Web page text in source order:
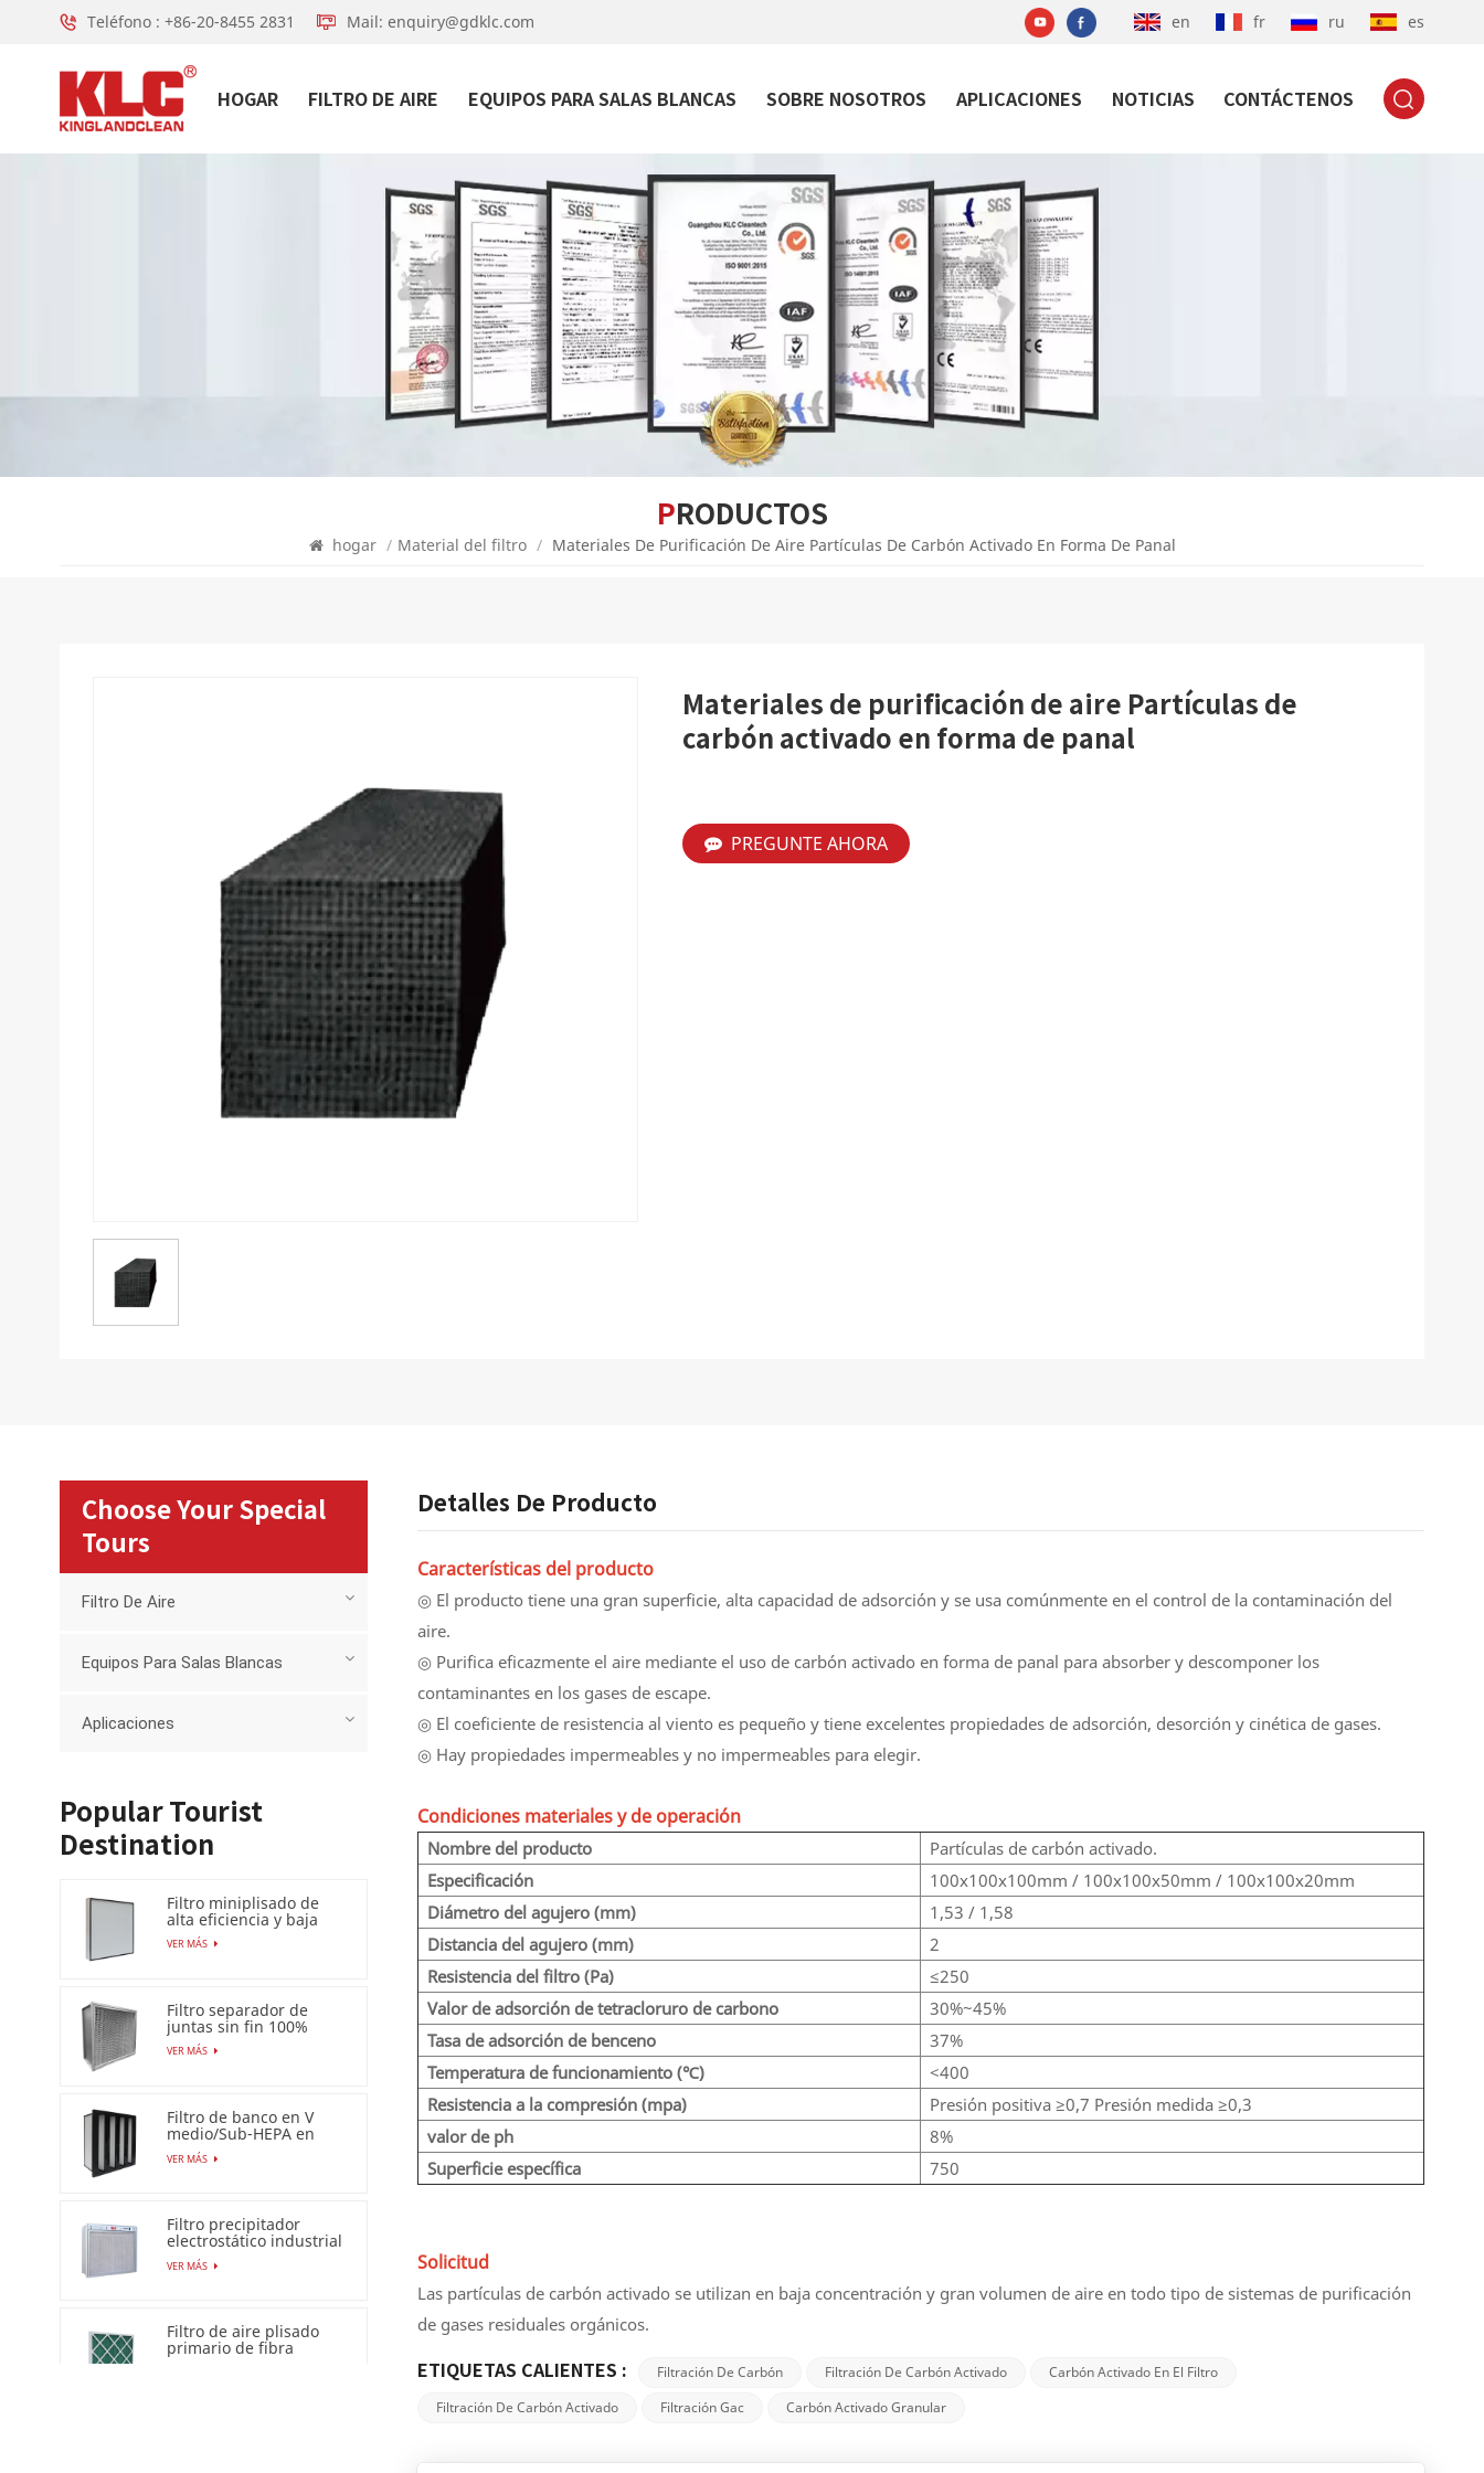
Teléfono : +86-20-8455 2831 Mail: enquiry@gdklc.com en fr ru es
HOGAR FILTRO DE AIRE EQUIPOS PARA SALAS BLANCAS SOBRE NOSOTROS APLICACIONES NOTICIAS CONTÁCTENOS
PRODUCTOS
hogar / Material del filtro / Materiales De Purificación De Aire Partículas De Carbón Activado En Forma De Panal
Materiales de purificación de aire Partículas de
carbón activado en forma de panal
PREGUNTE AHORA
Detalles De Producto
Características del producto
◎ El producto tiene una gran superficie, alta capacidad de adsorción y se usa comúnmente en el control de la contaminación del
aire.
◎ Purifica eficazmente el aire mediante el uso de carbón activado en forma de panal para absorber y descomponer los
contaminantes en los gases de escape.
◎ El coeficiente de resistencia al viento es pequeño y tiene excelentes propiedades de adsorción, desorción y cinética de gases.
◎ Hay propiedades impermeables y no impermeables para elegir.
Condiciones materiales y de operación
Nombre del producto
Partículas de carbón activado.
Especificación
100x100x100mm / 100x100x50mm / 100x100x20mm
Diámetro del agujero (mm)
1,53 / 1,58
Distancia del agujero (mm)
2
Resistencia del filtro (Pa)
≤250
Valor de adsorción de tetracloruro de carbono
30%~45%
Tasa de adsorción de benceno
37%
Temperatura de funcionamiento (℃)
<400
Resistencia a la compresión (mpa)
Presión positiva ≥0,7 Presión medida ≥0,3
valor de ph
8%
Superficie específica
750
Solicitud
Las partículas de carbón activado se utilizan en baja concentración y gran volumen de aire en todo tipo de sistemas de purificación
de gases residuales orgánicos.
ETIQUETAS CALIENTES : Filtración De Carbón Filtración De Carbón Activado
Carbón Activado En El Filtro
Filtración De Carbón Activado
Filtración Gac Carbón Activado Granular
Choose Your Special
Tours
Filtro De Aire
Equipos Para Salas Blancas
Aplicaciones
Popular Tourist
Destination
Filtro miniplisado de
alta eficiencia y baja
caída de presión (HEPA
/ULPA)
VER MÁS
Filtro separador de
juntas sin fin 100%
resistente a la
humedad
VER MÁS
Filtro de banco en V
medio/Sub-HEPA en
marco de plástico
VER MÁS
Filtro precipitador
electrostático industrial
para filtro de aire Esp
VER MÁS
Filtro de aire plisado
primario de fibra